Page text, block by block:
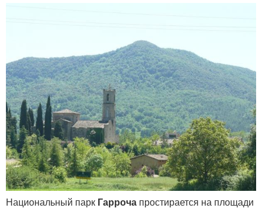
Национальный парк Гарроча простирается на площади